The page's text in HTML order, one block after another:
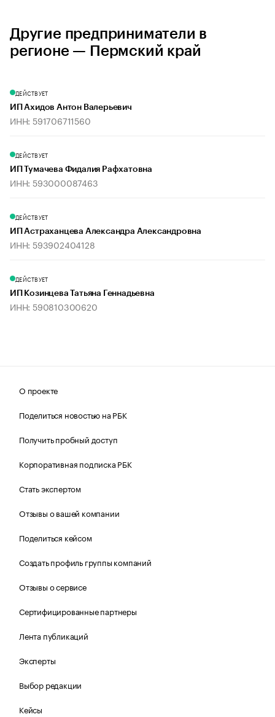
Другие предприниматели в
регионе — Пермский край
ДЕЙСТВУЕТ
ИП Ахидов Антон Валерьевич
ИНН: 591706711560
ДЕЙСТВУЕТ
ИП Тумачева Фидалия Рафхатовна
ИНН: 593000087463
ДЕЙСТВУЕТ
ИП Астраханцева Александра Александровна
ИНН: 593902404128
ДЕЙСТВУЕТ
ИП Козинцева Татьяна Геннадьевна
ИНН: 590810300620
О проекте
Поделиться новостью на РБК
Получить пробный доступ
Корпоративная подписка РБК
Стать экспертом
Отзывы о вашей компании
Поделиться кейсом
Создать профиль группы компаний
Отзывы о сервисе
Сертифицированные партнеры
Лента публикаций
Эксперты
Выбор редакции
Кейсы